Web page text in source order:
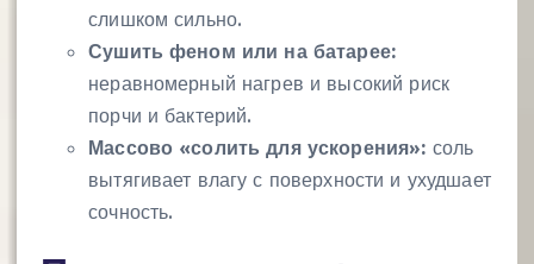
слишком сильно.
Сушить феном или на батарее:
неравномерный нагрев и высокий риск
порчи и бактерий.
Массово «солить для ускорения»: соль
вытягивает влагу с поверхности и ухудшает
сочность.